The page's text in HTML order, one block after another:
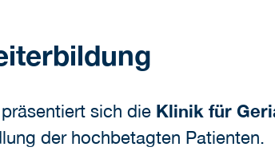
sich die Klinik für
der hochbetagten Patienten.